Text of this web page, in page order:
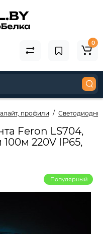
0
профили
Feron LS704,
220V IP65,
Популярный